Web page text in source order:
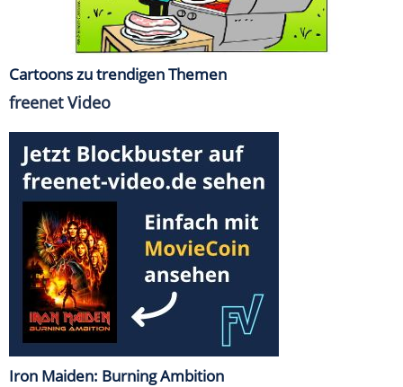
Cartoons zu trendigen Themen
freenet Video
Iron Maiden: Burning Ambition